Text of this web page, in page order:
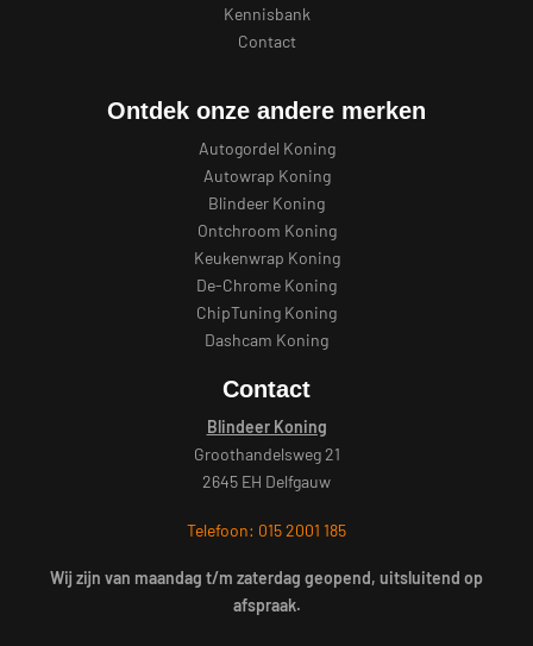
Kennisbank
Contact
Ontdek onze andere merken
Autogordel Koning
Autowrap Koning
Blindeer Koning
Ontchroom Koning
Keukenwrap Koning
De-Chrome Koning
ChipTuning Koning
Dashcam Koning
Contact
Blindeer Koning
Groothandelsweg 21
2645 EH Delfgauw
Telefoon: 015 2001 185
Wij zijn van maandag t/m zaterdag geopend, uitsluitend op
afspraak.